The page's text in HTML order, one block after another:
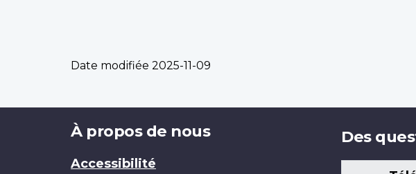
Date modifiée 2025-11-09
Brand
À propos de nous
Accessibilité
Des